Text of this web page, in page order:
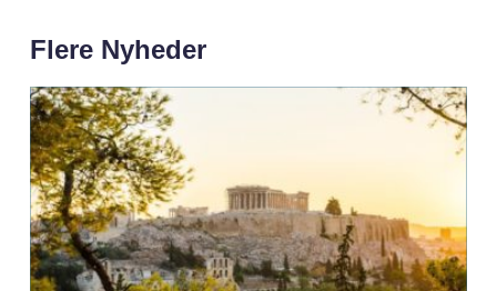
Flere Nyheder